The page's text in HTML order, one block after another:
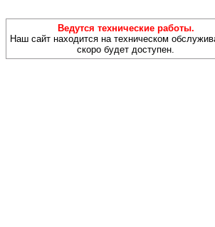
Ведутся технические работы.
Наш сайт находится на техническом
скоро будет доступен.